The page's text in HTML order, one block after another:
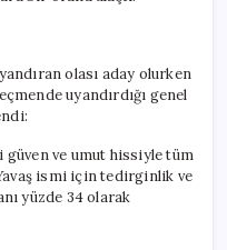
olası aday olurken
uyandırdığı genel
güven ve umut hissiyle tüm
ismi için tedirginlik ve
yüzde 34 olarak